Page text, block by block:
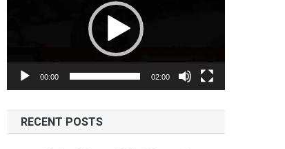
00:00 02:00
RECENT POSTS